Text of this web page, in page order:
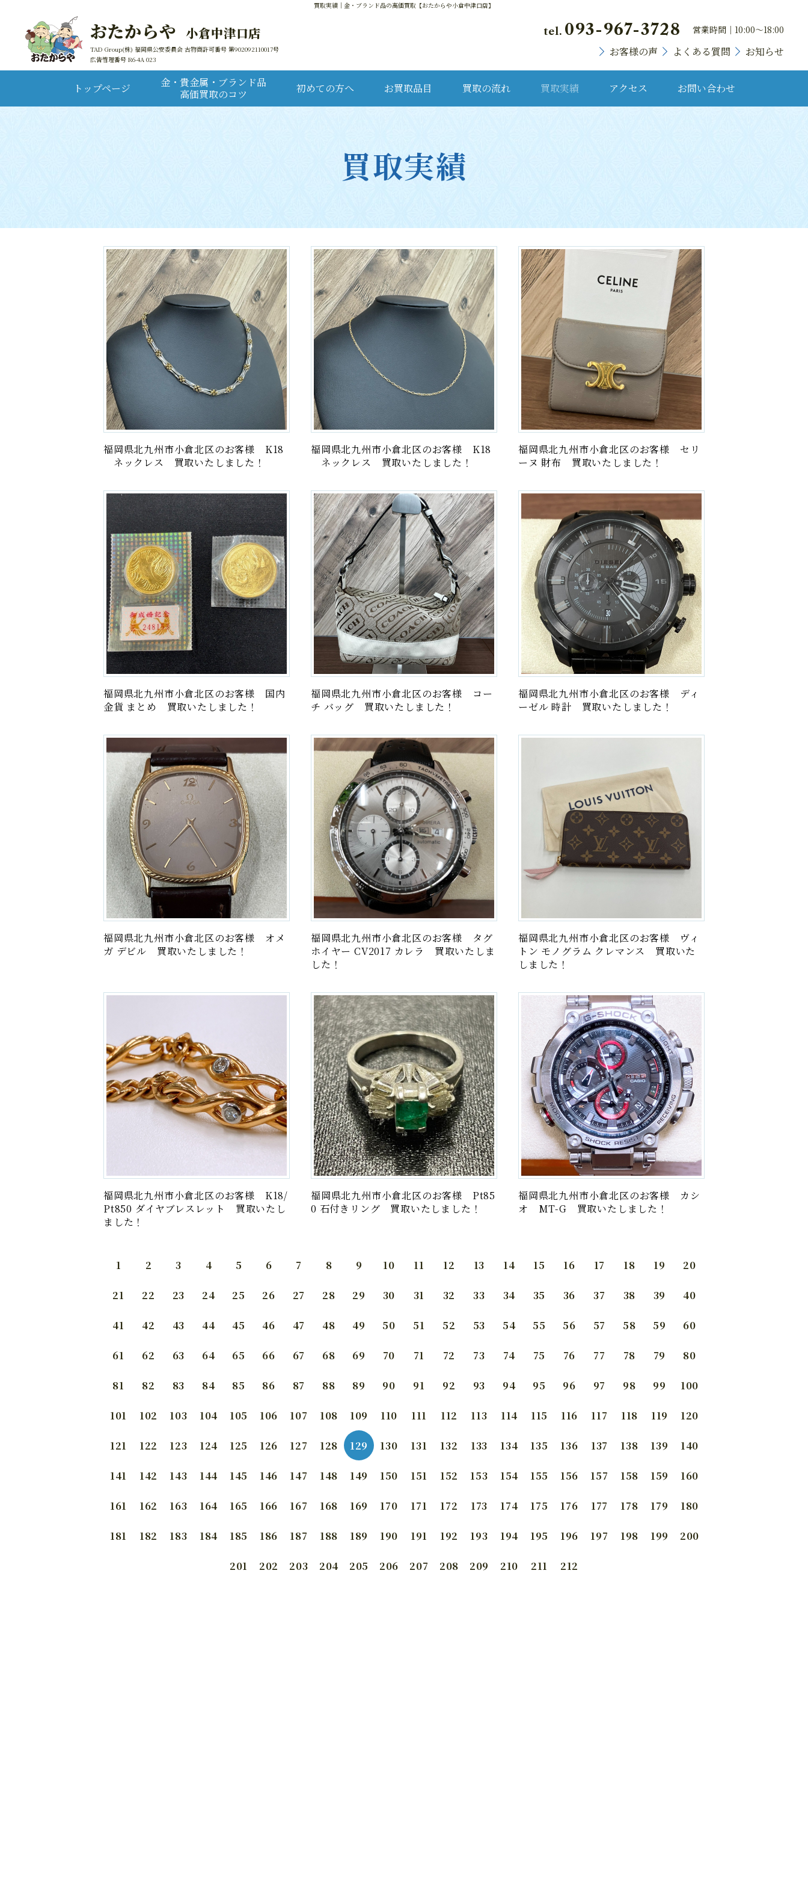
買取実績 ｜金・ブランド品の高価買取【おたからや小倉中津口店】
おたからや 小倉中津口店
TAD Group(株) 福岡県公安委員会 古物商許可番号 第902092110017号
広告管理番号 R6-4A 023
tel. 093-967-3728 営業時間｜10:00～18:00
お客様の声 よくある質問 お知らせ
トップページ
金・貴金属・ブランド品
高価買取のコツ
初めての方へ お買取品目 買取の流れ 買取実績
骨董品
絵画
金貨・記念硬貨・メダル
古銭・紙幣
ブランド
商品券
家電・電子機器
雑貨
楽器
アクセス お問い合わせ
買取実績
福岡県北九州市小倉北区のお客様 K18
ネックレス 買取いたしました！
福岡県北九州市小倉北区のお客様 K18
ネックレス 買取いたしました！
福岡県北九州市小倉北区のお客様 セリ
ーヌ 財布 買取いたしました！
福岡県北九州市小倉北区のお客様 国内
金貨 まとめ 買取いたしました！
福岡県北九州市小倉北区のお客様 コー
チ バッグ 買取いたしました！
福岡県北九州市小倉北区のお客様 ディ
ーゼル 時計 買取いたしました！
福岡県北九州市小倉北区のお客様 オメ
ガ デビル 買取いたしました！
福岡県北九州市小倉北区のお客様 タグ
ホイヤー CV2017 カレラ 買取いたしま
した！
福岡県北九州市小倉北区のお客様 ヴィ
トン モノグラム クレマンス 買取いた
しました！
福岡県北九州市小倉北区のお客様 K18/
Pt850 ダイヤブレスレット 買取いたし
ました！
福岡県北九州市小倉北区のお客様 Pt85
0 石付きリング 買取いたしました！
福岡県北九州市小倉北区のお客様 カシ
オ MT-G 買取いたしました！
1 2 3 4 5 6 7 8 9 10 11 12 13 14 15 16 17 18 19 20
21 22 23 24 25 26 27 28 29 30 31 32 33 34 35 36 37 38 39 40
41 42 43 44 45 46 47 48 49 50 51 52 53 54 55 56 57 58 59 60
61 62 63 64 65 66 67 68 69 70 71 72 73 74 75 76 77 78 79 80
81 82 83 84 85 86 87 88 89 90 91 92 93 94 95 96 97 98 99 100
101 102 103 104 105 106 107 108 109 110 111 112 113 114 115 116 117 118 119 120
121 122 123 124 125 126 127 128 129 130 131 132 133 134 135 136 137 138 139 140
141 142 143 144 145 146 147 148 149 150 151 152 153 154 155 156 157 158 159 160
161 162 163 164 165 166 167 168 169 170 171 172 173 174 175 176 177 178 179 180
181 182 183 184 185 186 187 188 189 190 191 192 193 194 195 196 197 198 199 200
201 202 203 204 205 206 207 208 209 210 211 212